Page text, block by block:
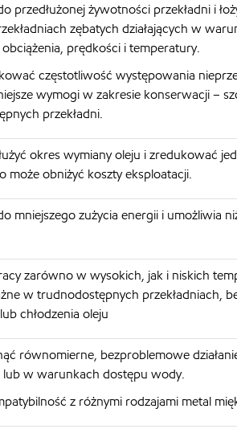
przedłużonej żywotności przekładni i
zębatych działających w
prędkości i temperatury.
częstotliwość występowania
wymogi w zakresie konserwacji –
przekładni.
okres wymiany oleju i zredukować
może obniżyć koszty eksploatacji.
mniejszego zużycia energii i umożliwia
zarówno w wysokich, jak i niskich
w trudnodostępnych przekładniach,
chłodzenia oleju
równomierne, bezproblemowe
w warunkach dostępu wody.
z różnymi rodzajami metal